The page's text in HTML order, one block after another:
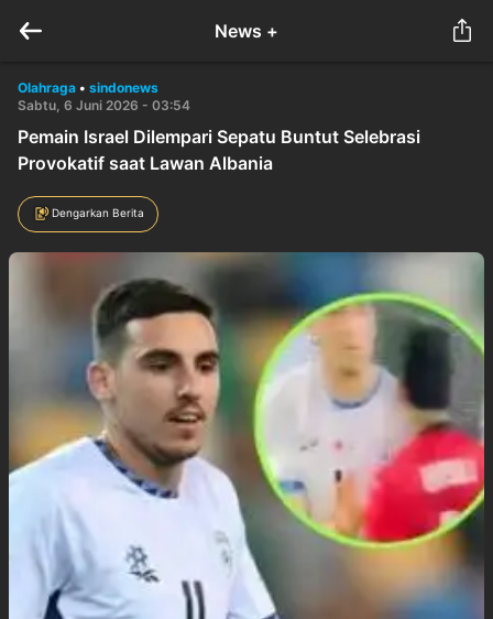
News +
Olahraga • sindonews
Sabtu, 6 Juni 2026 - 03:54
Pemain Israel Dilempari Sepatu Buntut Selebrasi
Provokatif saat Lawan Albania
Dengarkan Berita